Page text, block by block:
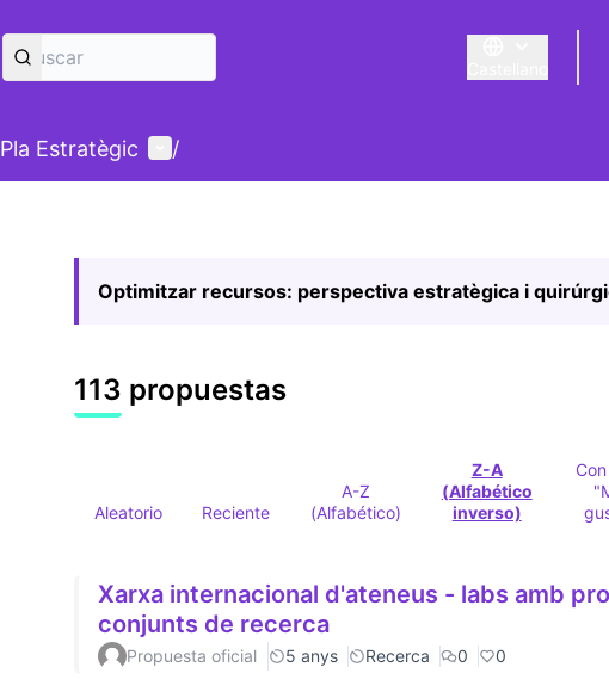
Triar la llengua
Pla Estratègic Menú de usuario
/
Optimitzar recursos: perspectiva estratègica i
113 propuestas
Aleatorio Reciente
A-Z
(Alfabético)
Z-A
(Alfabético
inverso)
Xarxa internacional d'ateneus - labs amb
conjunts de recerca
Propuesta oficial 5 anys Recerca 0 0